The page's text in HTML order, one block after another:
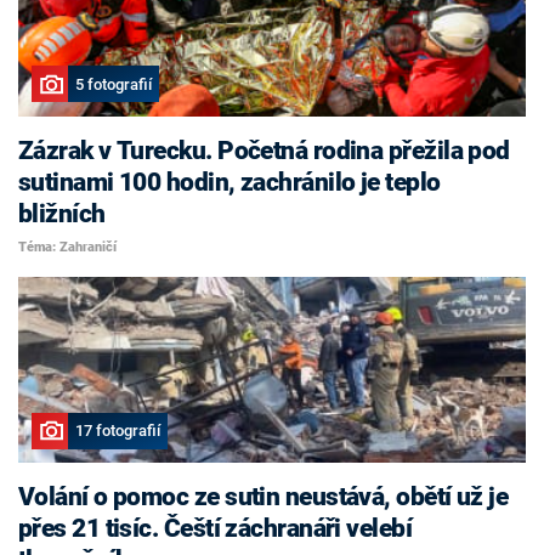
5 fotografií
Zázrak v Turecku. Početná rodina přežila pod
sutinami 100 hodin, zachránilo je teplo
bližních
Téma: Zahraničí
17 fotografií
Volání o pomoc ze sutin neustává, obětí už je
přes 21 tisíc. Čeští záchranáři velebí